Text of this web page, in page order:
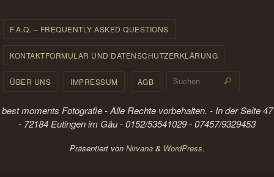
F.A.Q. – FREQUENTLY ASKED QUESTIONS
KONTAKTFORMULAR UND DATENSCHUTZERKLÄRUNG
ÜBER UNS IMPRESSUM AGB Suchen
best moments Fotografie - Alle Rechte vorbehalten. - In der Seite 47
- 72184 Eutingen im Gäu - 0152/53541029 - 07457/9329453
Präsentiert von Nirvana& WordPress.